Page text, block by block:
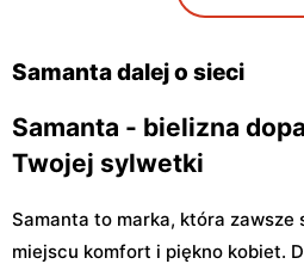
Łomża, ul. Zawadzka 30
Samanta dalej o sieci
Samanta - bielizna
Twojej sylwetki
Samanta to marka, która zawsze
miejscu komfort i piękno kobiet.